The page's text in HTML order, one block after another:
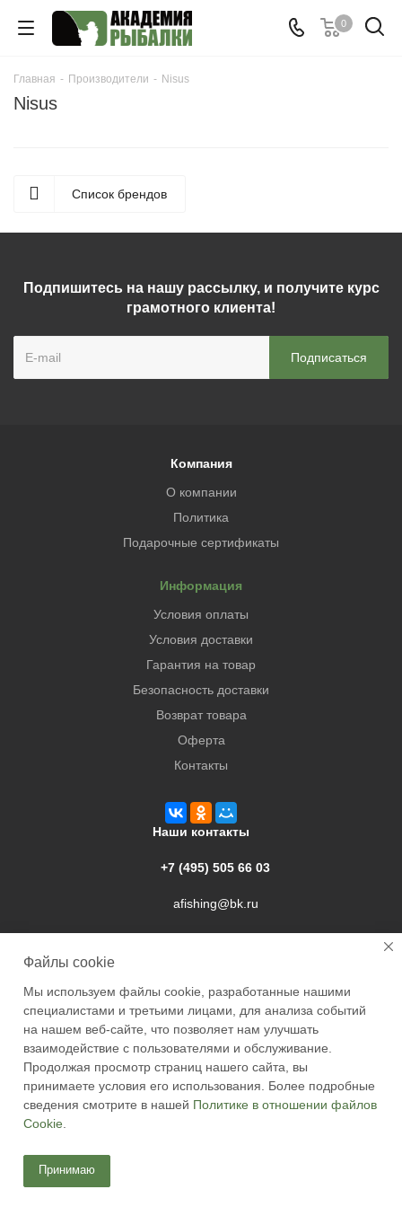
0
Главная - Производители - Nisus
Nisus
Список брендов
Подпишитесь на нашу рассылку, и получите курс
грамотного клиента!
Компания
О компании
Политика
Подарочные сертификаты
Информация
Условия оплаты
Условия доставки
Гарантия на товар
Безопасность доставки
Возврат товара
Оферта
Контакты
Наши контакты
+7 (495) 505 66 03
afishing@bk.ru
2026 © Academyfishing - продажа товаров для рыбалки по
Москве и России
Файлы cookie
Мы используем файлы cookie, разработанные нашими
специалистами и третьими лицами, для анализа событий
на нашем веб-сайте, что позволяет нам улучшать
взаимодействие с пользователями и обслуживание.
Продолжая просмотр страниц нашего сайта, вы
принимаете условия его использования. Более подробные
сведения смотрите в нашей Политике в отношении файлов
Cookie
Принимаю